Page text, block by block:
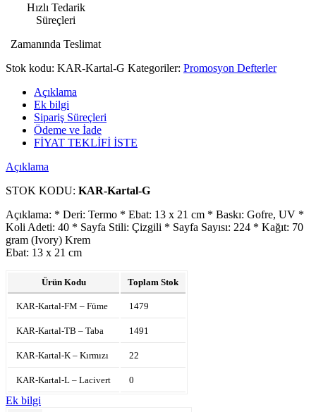
Hızlı Tedarik
Süreçleri
Zamanında Teslimat
Stok kodu: KAR-Kartal-G Kategoriler: Promosyon Defterler
Açıklama
Ek bilgi
Sipariş Süreçleri
Ödeme ve İade
FİYAT TEKLİFİ İSTE
Açıklama
STOK KODU: KAR-Kartal-G
Açıklama: * Deri: Termo * Ebat: 13 x 21 cm * Baskı: Gofre, UV *
Koli Adeti: 40 * Sayfa Stili: Çizgili * Sayfa Sayısı: 224 * Kağıt: 70
gram (Ivory) Krem
Ebat: 13 x 21 cm
Ürün Kodu Toplam Stok
KAR-Kartal-FM – Füme 1479
KAR-Kartal-TB – Taba 1491
KAR-Kartal-K – Kırmızı 22
KAR-Kartal-L – Lacivert 0
Ek bilgi